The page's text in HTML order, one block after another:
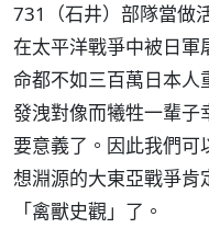
731（石井）部隊當做
在太平洋戰爭中被日軍
命都不如三百萬日本人
發洩對像而犧牲一輩子
要意義了。因此我們可
想淵源的大東亞戰爭肯
「禽獸史觀」了。